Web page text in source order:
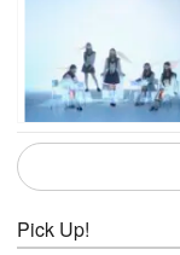
Pick Up!